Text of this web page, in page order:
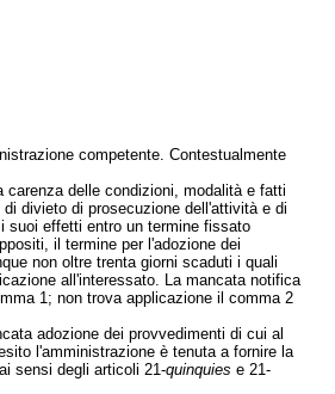
competente. Contestualmente
delle condizioni, modalità e fatti
divieto di prosecuzione dell'attività e di
suoi effetti entro un termine fissato
il termine per l'adozione dei
non oltre trenta giorni scaduti i quali
all'interessato. La mancata notifica
1; non trova applicazione il comma 2
adozione dei provvedimenti di cui al
l'amministrazione è tenuta a fornire la
sensi degli articoli 21-quinquies e 21-